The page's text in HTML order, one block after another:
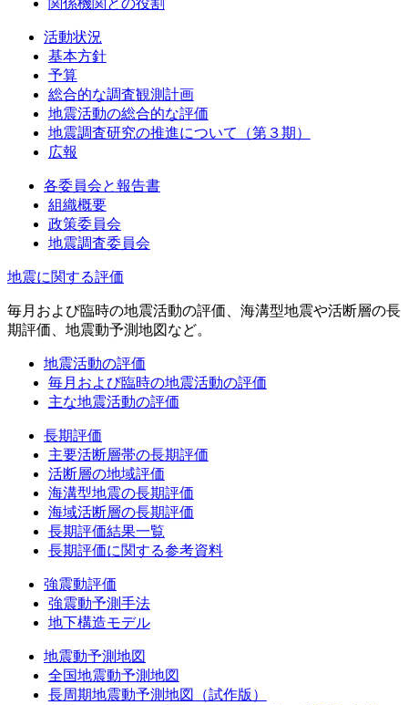
関係機関との役割
活動状況
基本方針
予算
総合的な調査観測計画
地震活動の総合的な評価
地震調査研究の推進について（第３期）
広報
各委員会と報告書
組織概要
政策委員会
地震調査委員会
地震に関する評価
毎月および臨時の地震活動の評価、海溝型地震や活断層の長
期評価、地震動予測地図など。
地震活動の評価
毎月および臨時の地震活動の評価
主な地震活動の評価
長期評価
主要活断層帯の長期評価
活断層の地域評価
海溝型地震の長期評価
海域活断層の長期評価
長期評価結果一覧
長期評価に関する参考資料
強震動評価
強震動予測手法
地下構造モデル
地震動予測地図
全国地震動予測地図
長周期地震動予測地図（試作版）